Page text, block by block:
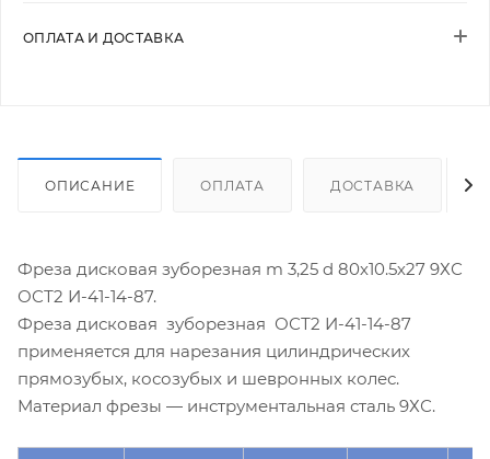
ОПЛАТА И ДОСТАВКА
ОПИСАНИЕ ОПЛАТА ДОСТАВКА
Фреза дисковая зуборезная m 3,25 d 80х10.5х27 9ХС
ОСТ2 И-41-14-87.
Фреза дисковая зуборезная ОСТ2 И-41-14-87
применяется для нарезания цилиндрических
прямозубых, косозубых и шевронных колес.
Материал фрезы — инструментальная сталь 9ХС.